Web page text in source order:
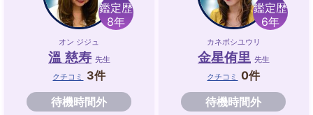
鑑定歴
8年
オン ジジュ
溫 慈寿 先生
クチコミ
3件
待機時間外
鑑定歴
6年
カネボシユウリ
金星侑里 先生
クチコミ
0件
待機時間外